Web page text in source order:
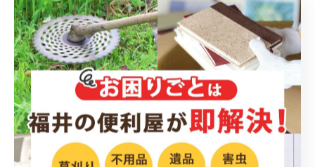
効率アップ、照明のLED化や不要な家電の待機電力カット
といった、今すぐ始められるテクニックが人気です。こ
れらは便利屋が現場で見てきた経験をもとに、実際に効
果があると証明された方法なので、安心して取り入れら
れます。
「家族の協力が得にくい」「何から始めればいいかわか
らない」といった声にも、便利屋のノウハウを活かした
アドバイスで対応可能です。地域密着型の視点で、暮ら